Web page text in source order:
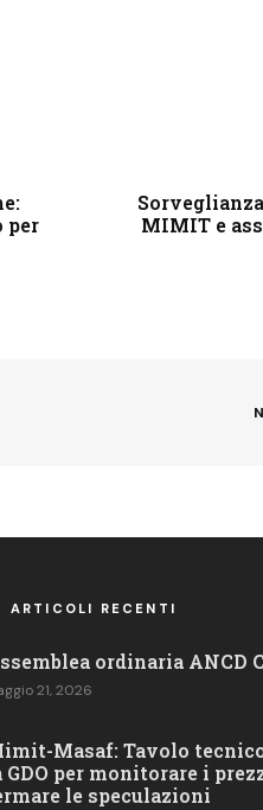
per
MIMIT e
ARTICOLI RECENTI
ordinaria ANCD
21, 2026
Masaf: Tavolo
GDO per monitorare i
le speculazioni